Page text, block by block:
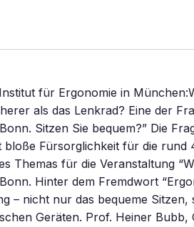
für Ergonomie in
als das Lenkrad? Eine der
Sitzen Sie bequem?” Die
Fürsorglichkeit für die rund
Themas für die Veranstaltung
Hinter dem Fremdwort
– nicht nur das bequeme Sitzen,
Geräten. Prof. Heiner